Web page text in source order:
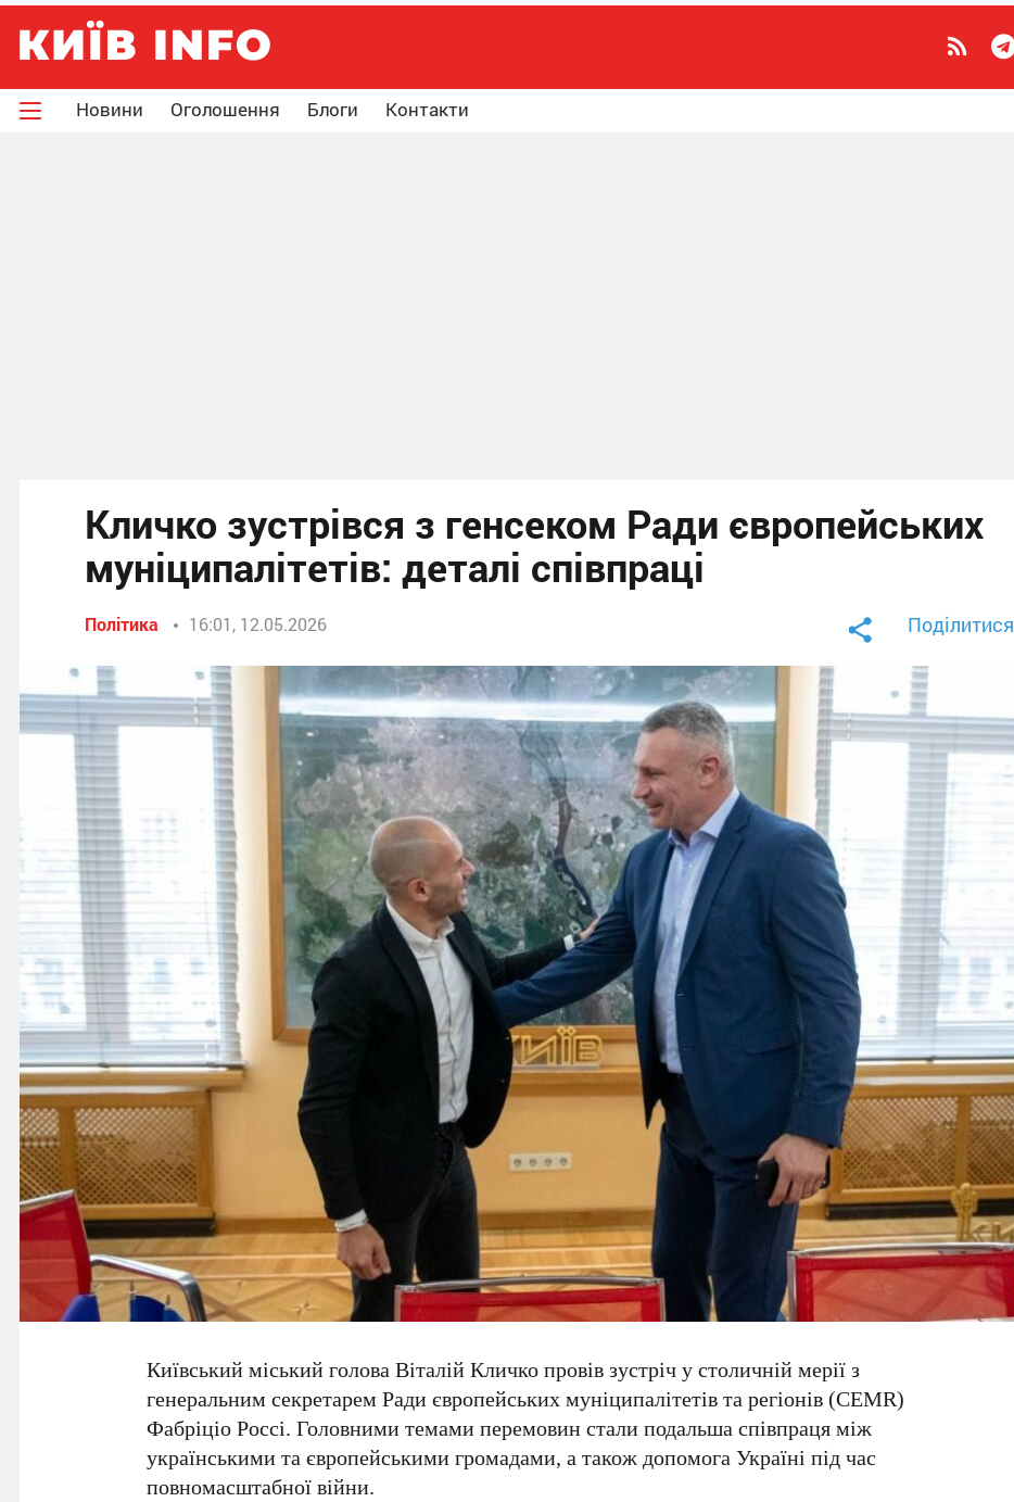
Новини Оголошення Блоги Контакти
Кличко зустрівся з генсеком Ради європейських
муніципалітетів: деталі співпраці
Політика 16:01, 12.05.2026 Поділитися
Київський міський голова Віталій Кличкопровів зустріч у столичній мерії з
генеральним секретарем Ради європейських муніципалітетів та регіонів (CEMR)
Фабріціо Россі. Головними темами перемовин стали подальша співпраця між
українськими та європейськими громадами, а також допомога Україні під час
повномасштабної війни.